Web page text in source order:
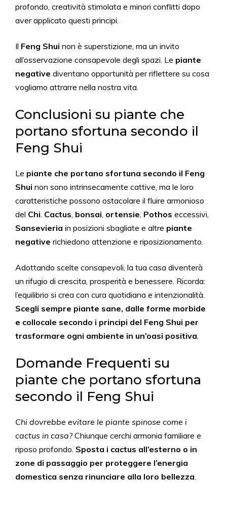
profondo, creatività stimolata e minori conflitti dopo
aver applicato questi principi.
Il Feng Shui non è superstizione, ma un invito
all’osservazione consapevole degli spazi. Le piante
negative diventano opportunità per riflettere su cosa
vogliamo attrarre nella nostra vita.
Conclusioni su piante che
portano sfortuna secondo il
Feng Shui
Le piante che portano sfortuna secondo il Feng
Shui non sono intrinsecamente cattive, ma le loro
caratteristiche possono ostacolare il fluire armonioso
del Chi. Cactus, bonsai, ortensie, Pothos eccessivi,
Sansevieria in posizioni sbagliate e altre piante
negative richiedono attenzione e riposizionamento.
Adottando scelte consapevoli, la tua casa diventerà
un rifugio di crescita, prosperità e benessere. Ricorda:
l’equilibrio si crea con cura quotidiana e intenzionalità.
Scegli sempre piante sane, dalle forme morbide
e collocale secondo i principi del Feng Shui per
trasformare ogni ambiente in un’oasi positiva.
Domande Frequenti su
piante che portano sfortuna
secondo il Feng Shui
Chi dovrebbe evitare le piante spinose come i
cactus in casa?Chiunque cerchi armonia familiare e
riposo profondo. Sposta i cactus all’esterno o in
zone di passaggio per proteggere l’energia
domestica senza rinunciare alla loro bellezza.